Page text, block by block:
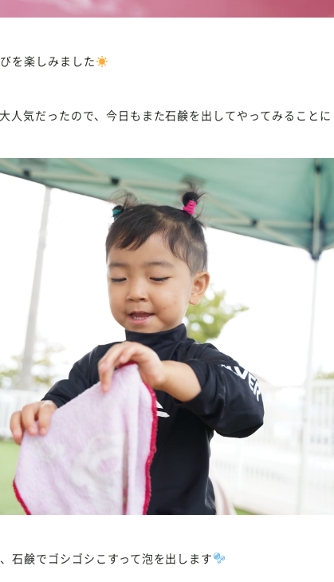
を楽しみました
人気だったので、今日もまた石鹸を出してやってみること
石鹸でゴシゴシこすって泡を出します